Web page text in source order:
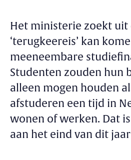
Het ministerie zoekt uit
‘terugkeereis’ kan
meeneembare
Studenten zouden hun
alleen mogen houden
afstuderen een tijd in
wonen of werken. Dat
aan het eind van dit